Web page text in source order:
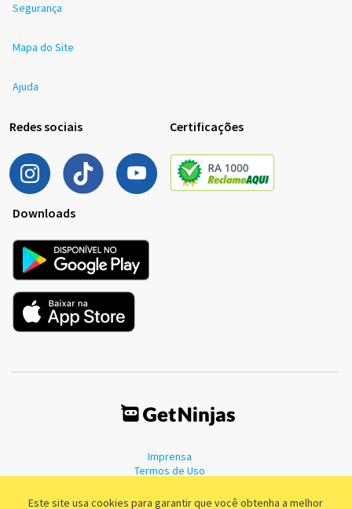
Este site usa cookies para garantir que você obtenha a melhor
Segurança
Mapa do Site
Ajuda
Redes sociais Certificações
Downloads
Imprensa
Termos de Uso